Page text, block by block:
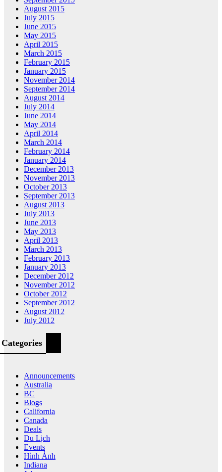
August 2015
July 2015
June 2015
May 2015
April 2015
March 2015
February 2015
January 2015
November 2014
September 2014
August 2014
July 2014
June 2014
May 2014
April 2014
March 2014
February 2014
January 2014
December 2013
November 2013
October 2013
September 2013
August 2013
July 2013
June 2013
May 2013
April 2013
March 2013
February 2013
January 2013
December 2012
November 2012
October 2012
September 2012
August 2012
July 2012
Categories
Announcements
Australia
BC
Blogs
California
Canada
Deals
Du Lịch
Events
Hình Ảnh
Indiana